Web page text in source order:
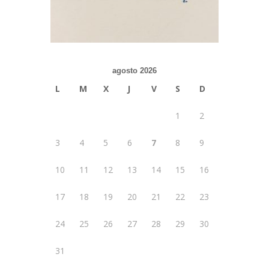
agosto 2026
L M X J V S D
1 2
3 4 5 6 7 8 9
10 11 12 13 14 15 16
17 18 19 20 21 22 23
24 25 26 27 28 29 30
31